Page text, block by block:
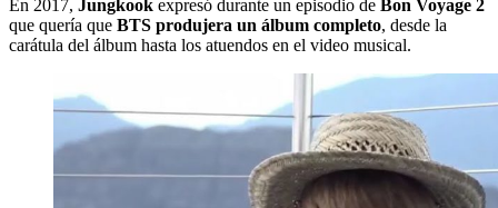
En 2017, Jungkook expresó durante un episodio de Bon Voyage 2
que quería que BTS produjera un álbum completo, desde la
carátula del álbum hasta los atuendos en el video musical.